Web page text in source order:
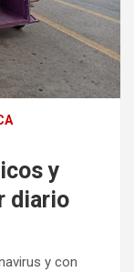
y
diario
y con